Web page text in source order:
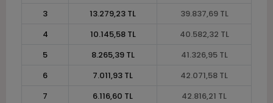
3
13.279,23 TL
39.837,69 TL
4
10.145,58 TL
40.582,32 TL
5
8.265,39 TL
41.326,95 TL
6
7.011,93 TL
42.071,58 TL
7
6.116,60 TL
42.816,21 TL